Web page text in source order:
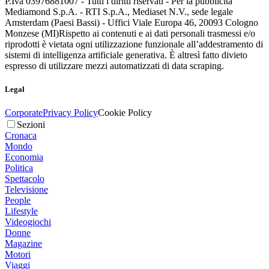
Mediamond S.p.A. - RTI S.p.A., Mediaset N.V., sede legale
Amsterdam (Paesi Bassi) - Uffici Viale Europa 46, 20093 Cologno
Monzese (MI)Rispetto ai contenuti e ai dati personali trasmessi e/o
riprodotti è vietata ogni utilizzazione funzionale all’addestramento di
sistemi di intelligenza artificiale generativa. È altresì fatto divieto
espresso di utilizzare mezzi automatizzati di data scraping.
Legal
CorporatePrivacy PolicyCookie Policy
Sezioni
Cronaca
Mondo
Economia
Politica
Spettacolo
Televisione
People
Lifestyle
Videogiochi
Donne
Magazine
Motori
Viaggi